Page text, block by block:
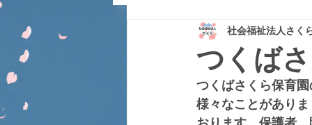
つくば
社会福祉法人さく
つくばさくら保育
様々なことがあり